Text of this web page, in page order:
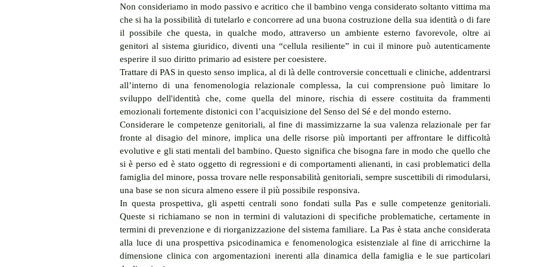
Non consideriamo in modo passivo e acritico che il bambino venga considerato soltanto vittima ma
che si ha la possibilità di tutelarlo e concorrere ad una buona costruzione della sua identità o di fare
il possibile che questa, in qualche modo, attraverso un ambiente esterno favorevole, oltre ai
genitori al sistema giuridico, diventi una “cellula resiliente” in cui il minore può autenticamente
esperire il suo diritto primario ad esistere per coesistere.
Trattare di PAS in questo senso implica, al di là delle controversie concettuali e cliniche, addentrarsi
all’interno di una fenomenologia relazionale complessa, la cui comprensione può limitare lo
sviluppo dell'identità che, come quella del minore, rischia di essere costituita da frammenti
emozionali fortemente distonici con l’acquisizione del Senso del Sé e del mondo esterno.
Considerare le competenze genitoriali, al fine di massimizzarne la sua valenza relazionale per far
fronte al disagio del minore, implica una delle risorse più importanti per affrontare le difficoltà
evolutive e gli stati mentali del bambino. Questo significa che bisogna fare in modo che quello che
si è perso ed è stato oggetto di regressioni e di comportamenti alienanti, in casi problematici della
famiglia del minore, possa trovare nelle responsabilità genitoriali, sempre suscettibili di rimodularsi,
una base se non sicura almeno essere il più possibile responsiva.
In questa prospettiva, gli aspetti centrali sono fondati sulla Pas e sulle competenze genitoriali.
Queste si richiamano se non in termini di valutazioni di specifiche problematiche, certamente in
termini di prevenzione e di riorganizzazione del sistema familiare. La Pas è stata anche considerata
alla luce di una prospettiva psicodinamica e fenomenologica esistenziale al fine di arricchirne la
dimensione clinica con argomentazioni inerenti alla dinamica della famiglia e le sue particolari